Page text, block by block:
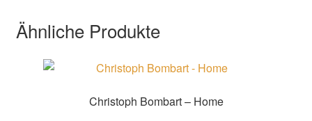
Ähnliche Produkte
Christoph Bombart – Home